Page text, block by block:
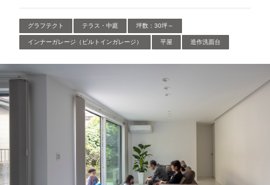
グラフテクト テラス・中庭 坪数：30坪～
インナーガレージ（ビルトインガレージ） 平屋 造作洗面台